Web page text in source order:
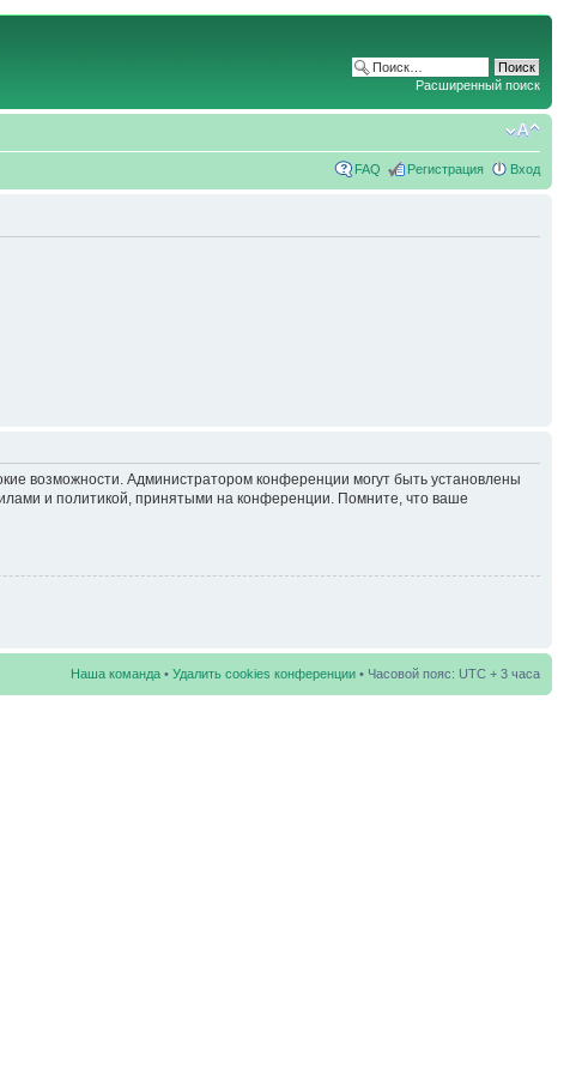
Расширенный поиск
FAQ Регистрация Вход
возможности. Администратором конференции могут быть установлены
и политикой, принятыми на конференции. Помните, что ваше
Наша команда • Удалить cookies конференции • Часовой пояс: UTC + 3 часа